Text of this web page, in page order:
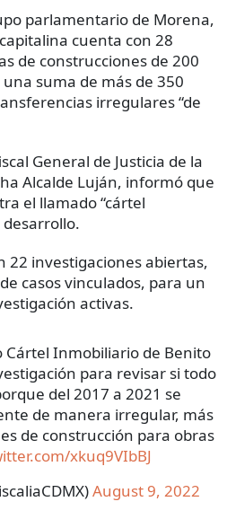
parlamentario de Morena,
cuenta con 28
de construcciones de 200
suma de más de 350
irregulares “de
General de Justicia de la
Alcalde Luján, informó que
el llamado “cártel
22 investigaciones abiertas,
casos vinculados, para un
activas.
Cártel Inmobiliario de Benito
para revisar si todo
del 2017 a 2021 se
de manera irregular, más
de construcción para obras
xkuq9VIbBJ
August 9, 2022